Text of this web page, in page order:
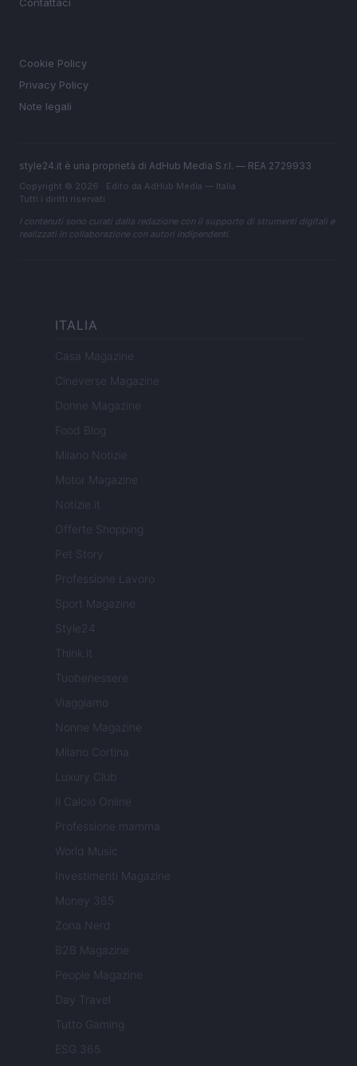
Cookie Policy
Privacy Policy
Note legali
style24.it è una proprietà di AdHub Media S.r.l. — REA 2729933
Copyright © 2026 · Edito da AdHub Media — Italia
Tutti i diritti riservati
I contenuti sono curati dalla redazione con il supporto di strumenti digitali e
realizzati in collaborazione con autori indipendenti.
ITALIA
Casa Magazine
Cineverse Magazine
Donne Magazine
Food Blog
Milano Notizie
Motor Magazine
Notizie.it
Offerte Shopping
Pet Story
Professione Lavoro
Sport Magazine
Style24
Think.it
Tuobenessere
Viaggiamo
Nonne Magazine
Milano Cortina
Luxury Club
Il Calcio Online
Professione mamma
World Music
Investimenti Magazine
Money 365
Zona Nerd
B2B Magazine
People Magazine
Day Travel
Tutto Gaming
ESG 365